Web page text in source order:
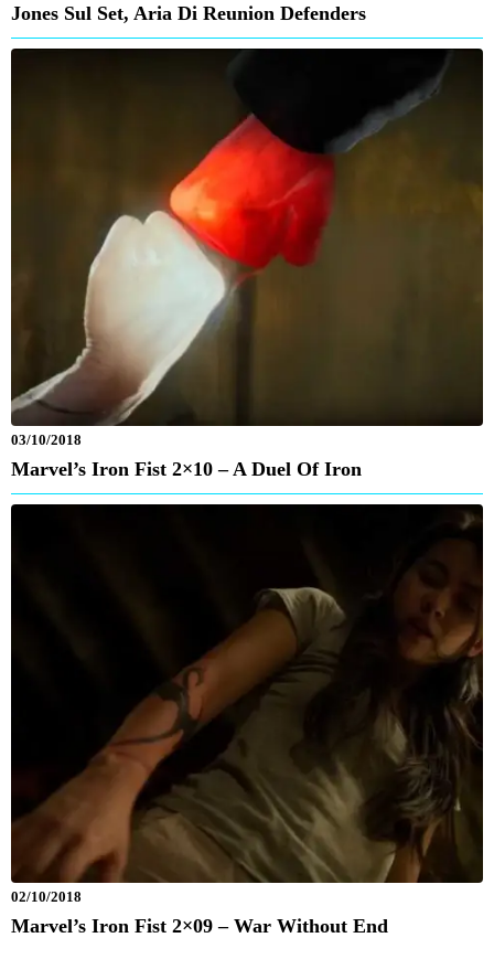
Jones Sul Set, Aria Di Reunion Defenders
03/10/2018
Marvel’s Iron Fist 2×10 – A Duel Of Iron
02/10/2018
Marvel’s Iron Fist 2×09 – War Without End